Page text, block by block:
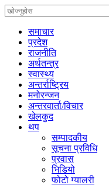
समाचार
प्रदेश
राजनीति
अर्थतन्त्र
स्वास्थ्य
अन्तर्राष्ट्रिय
मनोरन्जन
अन्तरवार्ता/विचार
खेलकुद
थप
सम्पादकीय
सूचना प्रविधि
प्रवास
भिडियो
फोटो ग्यालरी